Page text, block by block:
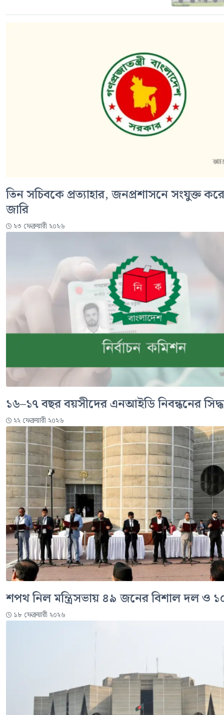
তিন সচিবকে প্রত্যাহার, জনপ্রশাসনে সংযুক্ত
জারি
২৩ ফেব্রুয়ারী ২০২৬
১৬–১৭ বছর বয়সীদের এনআইডি নিবন্ধনের
২২ ফেব্রুয়ারী ২০২৬
শপথ নিল মন্ত্রিসভায় ৪৯ জনের বিশাল দল ও
১৮ ফেব্রুয়ারী ২০২৬